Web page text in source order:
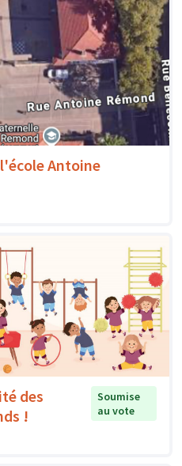
Antoine
des
!
Soumise
au vote